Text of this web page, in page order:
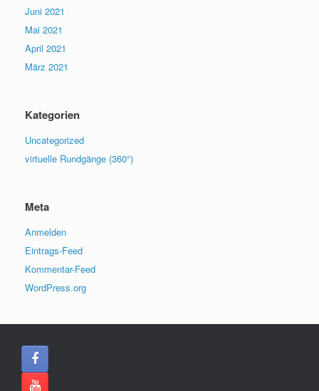
Juni 2021
Mai 2021
April 2021
März 2021
Kategorien
Uncategorized
virtuelle Rundgänge (360°)
Meta
Anmelden
Eintrags-Feed
Kommentar-Feed
WordPress.org